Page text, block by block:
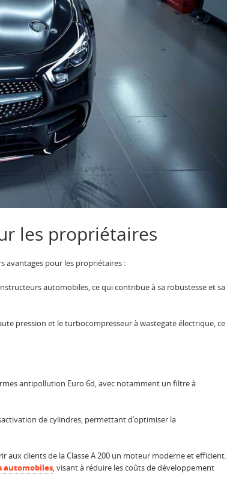
les propriétaires
avantages pour les propriétaires :
automobiles, ce qui contribue à sa robustesse et sa
pression et le turbocompresseur à wastegate électrique, ce
antipollution Euro 6d, avec notamment un filtre à
de cylindres, permettant d’optimiser la
clients de la Classe A 200 un moteur moderne et efficient.
automobiles, visant à réduire les coûts de développement